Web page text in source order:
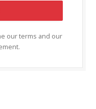
our terms and our